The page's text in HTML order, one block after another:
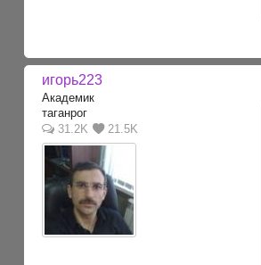
игорь223
Академик
таганрог
31.2K
21.5K